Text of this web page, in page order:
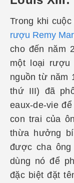
Trong khi
rượu Remy
cho đến năm
một loại rượu
nguồn từ năm
thứ III) đã
eaux-de-vie
con trai của
thừa hưởng
được cha
dùng nó để
đặc biệt đặt